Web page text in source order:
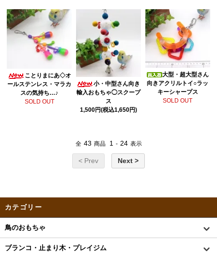
ことりまにあ◇オ
ールステンレス・マラカ
スの気持ち…♪
SOLD OUT
小・中型さん向き
輸入おもちゃ◯スクープ
ス
1,500円(税込1,650円)
大型・超大型さん
向きアクリルトイ○ラッ
キーシャープス
SOLD OUT
全 43 商品 1 - 24 表示
< Prev Next >
カテゴリー
鳥のおもちゃ
ブランコ・止まり木・プレイジム